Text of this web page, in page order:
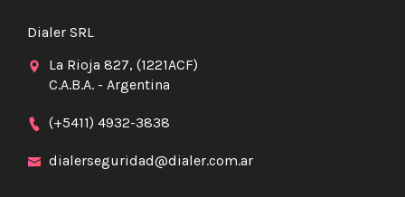
Dialer SRL
La Rioja 827, (1221ACF)
C.A.B.A. - Argentina
(+5411) 4932-3838
dialerseguridad@dialer.com.ar